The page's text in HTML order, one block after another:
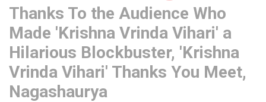
Thanks To the Audience Who
Made 'Krishna Vrinda Vihari' a
Hilarious Blockbuster, 'Krishna
Vrinda Vihari' Thanks You Meet,
Nagashaurya